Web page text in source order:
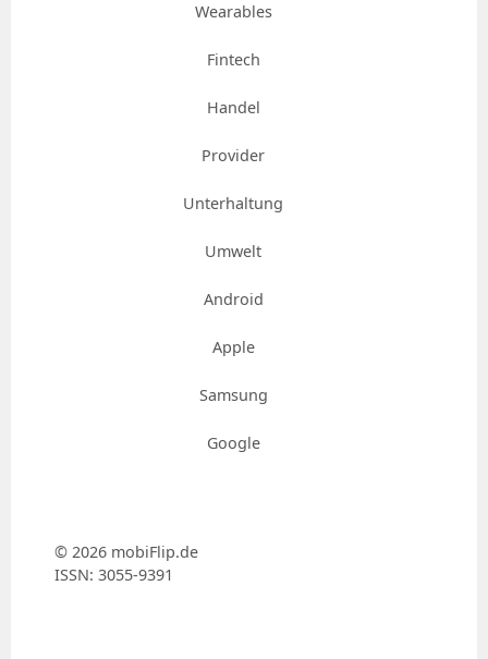
Wearables
Fintech
Handel
Provider
Unterhaltung
Umwelt
Android
Apple
Samsung
Google
© 2026 mobiFlip.de
ISSN: 3055-9391